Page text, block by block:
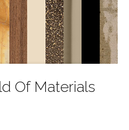
Of Materials